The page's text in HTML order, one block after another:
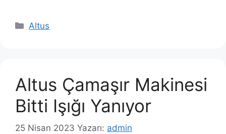
Kategoriler
Altus
Altus Çamaşır Makinesi
Bitti Işığı Yanıyor
25 Nisan 2023 Yazarı: admin